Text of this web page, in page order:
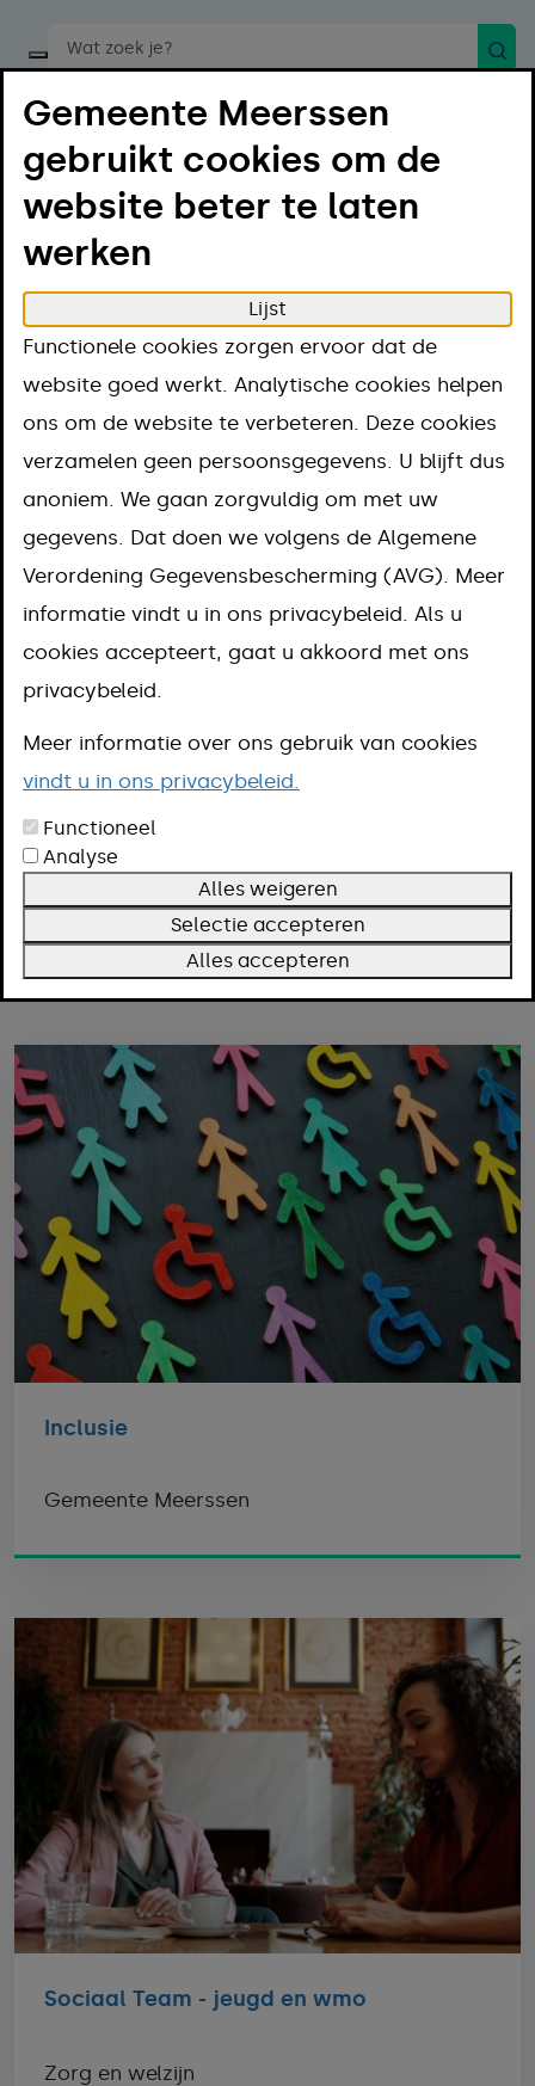
Start een spraakopdracht
Menu
Home Projecten en thema's
Projecten en
thema's
Je vindt hier informatie over
gemeentelijke projecten en
themapagina's. Je kunt filteren op
woonkern en op onderwerp. Heb je
Kern
Filters wissen
Inclusie
Gemeente Meerssen
Sociaal Team - jeugd en wmo
Zorg en welzijn
Gemeente Meerssen
gebruikt cookies om de
website beter te laten
werken
Lijst
Functionele cookies zorgen ervoor dat de
website goed werkt. Analytische cookies helpen
ons om de website te verbeteren. Deze cookies
verzamelen geen persoonsgegevens. U blijft dus
anoniem. We gaan zorgvuldig om met uw
gegevens. Dat doen we volgens de Algemene
Verordening Gegevensbescherming (AVG). Meer
informatie vindt u in ons privacybeleid. Als u
cookies accepteert, gaat u akkoord met ons
privacybeleid.
Meer informatie over ons gebruik van cookies
vindt u in ons privacybeleid.
Functioneel
Analyse
Alles weigeren
Selectie accepteren
Alles accepteren